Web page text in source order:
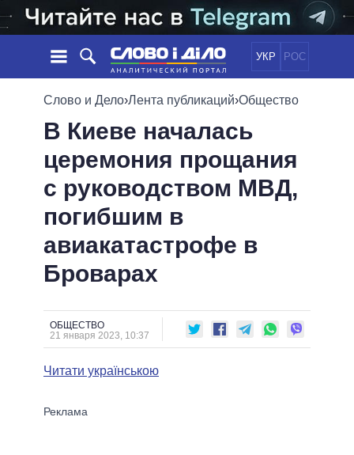
УКР РОС
НОВОСТИ
ЛЕНТА
СОБЫТИЯ
СТАТЬИ
МНЕНИЯ
ОБЗОРЫ
ДАЙДЖЕСТЫ
ПОЛИТИКА
ЭКОНОМИКА
ОБЩЕСТВО
ОБЕЩАНИЯ
ПОЛИТИКИ
ВСЕ ПОЛИТИКИ
ПРЕЗИДЕНТ И ОФИС
ВЕРХОВНАЯ РАДА
КАБИНЕТ МИНИСТРОВ
МЭРЫ
ВСЕ ПЕРСОНЫ
ИНФОГРАФИКА
ВИДЕО
ПОДДЕРЖАТЬ
СРАВНЕНИЕ ПОЛИТИКОВ
Слово и Дело›Лента публикаций›Общество
В Киеве началась
церемония прощания
с руководством МВД,
погибшим в
авиакатастрофе в
Броварах
ОБЩЕСТВО
21 января 2023, 10:37
Читати українською